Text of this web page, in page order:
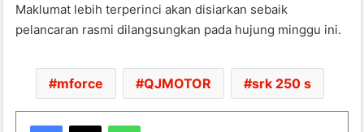
Maklumat lebih terperinci akan disiarkan sebaik
pelancaran rasmi dilangsungkan pada hujung minggu ini.
mforce QJMOTOR srk 250 s
WhatsApp